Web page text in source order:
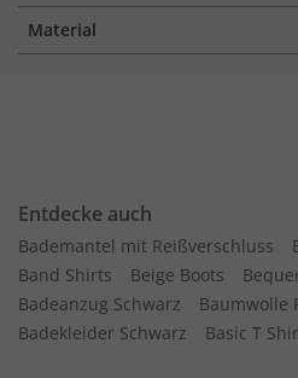
Material
Entdecke auch
Bademantel mit Reißverschluss
Band Shirts
Beige Boots
Badeanzug Schwarz
Baumwolle
Badekleider Schwarz
Basic T